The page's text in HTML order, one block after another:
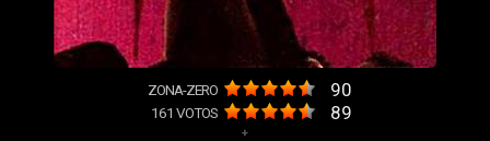
ZONA-ZERO 90
161 VOTOS 89
+